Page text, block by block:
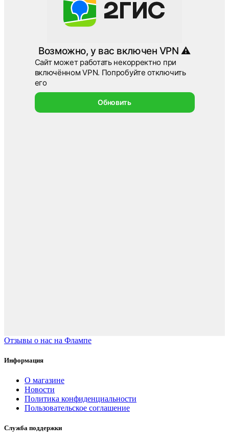
Отзывы о нас на Флампе
Информация
О магазине
Новости
Политика конфиденциальности
Пользовательское соглашение
Служба поддержки